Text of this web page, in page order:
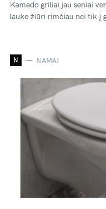
Kamado griliai jau seniai
lauke žiūri rimčiau nei tik į
N NAMAI